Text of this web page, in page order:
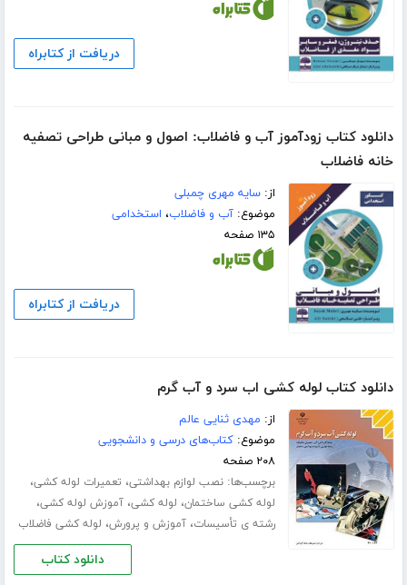
دریافت از کتابراه
دانلود کتاب زودآموز آب و فاضلاب: اصول و مبانی طراحی تصفیه
خانه فاضلاب
از:سایه مهری چمبلی
موضوع:آب و فاضلاب، استخدامی
۱۳۵ صفحه
دریافت از کتابراه
دانلود کتاب لوله کشی اب سرد و آب گرم
از: مهدى ثنایی عالم
موضوع:کتاب‌های درسی و دانشجویی
۲۰۸ صفحه
برچسب‌ها:نصب لوازم بهداشتی، تعمیرات لوله کشی،
لوله کشی ساختمان، لوله کشی،آموزش لوله کشی،
رشته ی تأسیسات،آموزش و پرورش، لوله کشی فاضلاب
دانلود کتاب